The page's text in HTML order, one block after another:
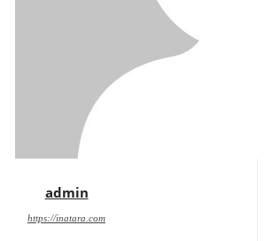
admin
https://inatara.com